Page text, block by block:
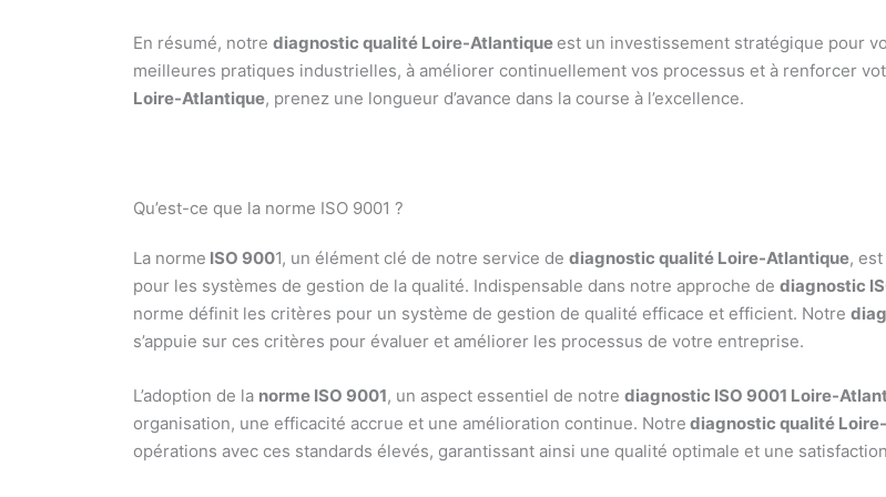
En résumé, notrediagnostic qualité Loire-Atlantique est un investissement stratégique pour
meilleures pratiques industrielles, à améliorer continuellement vos processus et à renforcer
Loire-Atlantique, prenez une longueur d’avance dans la course à l’excellence.
Qu’est-ce que la norme ISO 9001 ?
La norme ISO 9001, un élément clé de notre service dediagnostic qualité Loire-Atlantique,
pour les systèmes de gestion de la qualité. Indispensable dans notre approche dediagnostic
norme définit les critères pour un système de gestion de qualité efficace et efficient. Notre
s’appuie sur ces critères pour évaluer et améliorer les processus de votre entreprise.
L’adoption de la norme ISO 9001, un aspect essentiel de notrediagnostic ISO 9001 Loire-
organisation, une efficacité accrue et une amélioration continue. Notre diagnostic qualité
opérations avec ces standards élevés, garantissant ainsi une qualité optimale et une